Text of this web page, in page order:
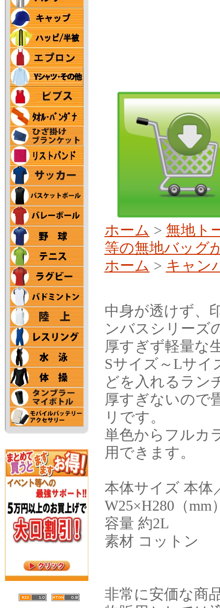
ホーム > 無地ト
等の無地バッグ
ホーム > キャン
中身が透けず、
ンバスシリーズ
厚すぎず軽量な
Sサイズ～Lサイ
どを入れるラン
厚すぎないので
リです。
単色からフルカ
用できます。
本体サイズ 本体
W25×H280（mm
容量 約2L
素材 コットン
非常に安価な商